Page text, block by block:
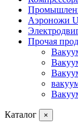
Аэроножи
Прочая
Каталог ×